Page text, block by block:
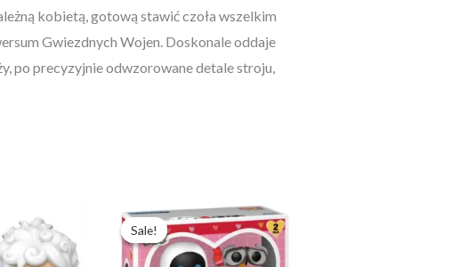
kobietą, gotową stawić czoła wszelkim
Gwiezdnych Wojen. Doskonale oddaje
po precyzyjnie odwzorowane detale stroju,
cena
wynosi:
189,79 zł.
Sale!
Sale!
Pierwotna
cena
wynosiła:
457,59 zł.
Aktualna
cena
wynosi:
351,99 zł.